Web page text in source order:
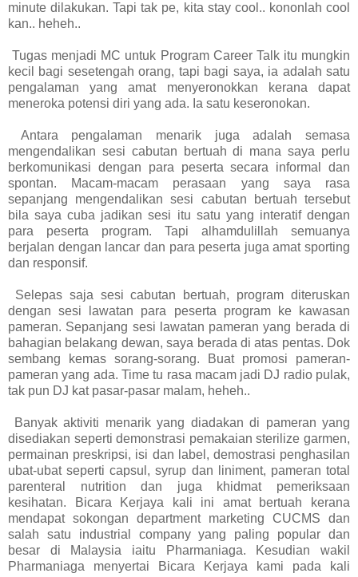
minute dilakukan. Tapi tak pe, kita stay cool.. kononlah cool
kan.. heheh..
Tugas menjadi MC untuk Program Career Talk itu mungkin
kecil bagi sesetengah orang, tapi bagi saya, ia adalah satu
pengalaman yang amat menyeronokkan kerana dapat
meneroka potensi diri yang ada. Ia satu keseronokan.
Antara pengalaman menarik juga adalah semasa
mengendalikan sesi cabutan bertuah di mana saya perlu
berkomunikasi dengan para peserta secara informal dan
spontan. Macam-macam perasaan yang saya rasa
sepanjang mengendalikan sesi cabutan bertuah tersebut
bila saya cuba jadikan sesi itu satu yang interatif dengan
para peserta program. Tapi alhamdulillah semuanya
berjalan dengan lancar dan para peserta juga amat sporting
dan responsif.
Selepas saja sesi cabutan bertuah, program diteruskan
dengan sesi lawatan para peserta program ke kawasan
pameran. Sepanjang sesi lawatan pameran yang berada di
bahagian belakang dewan, saya berada di atas pentas. Dok
sembang kemas sorang-sorang. Buat promosi pameran-
pameran yang ada. Time tu rasa macam jadi DJ radio pulak,
tak pun DJ kat pasar-pasar malam, heheh..
Banyak aktiviti menarik yang diadakan di pameran yang
disediakan seperti demonstrasi pemakaian sterilize garmen,
permainan preskripsi, isi dan label, demostrasi penghasilan
ubat-ubat seperti capsul, syrup dan liniment, pameran total
parenteral nutrition dan juga khidmat pemeriksaan
kesihatan. Bicara Kerjaya kali ini amat bertuah kerana
mendapat sokongan department marketing CUCMS dan
salah satu industrial company yang paling popular dan
besar di Malaysia iaitu Pharmaniaga. Kesudian wakil
Pharmaniaga menyertai Bicara Kerjaya kami pada kali